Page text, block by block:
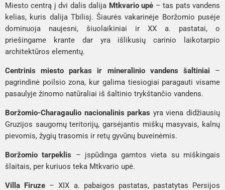
Miesto centrą į dvi dalis dalija Mtkvario upė – tas pats vandens
kelias, kuris dalija Tbilisį. Šiaurės vakarinėje Boržomio pusėje
dominuoja naujesni, šiuolaikiniai ir XX a. pastatai, o
priešingame krante dar yra išlikusių carinio laikotarpio
architektūros elementų.
Centrinis miesto parkas ir mineralinio vandens šaltiniai –
pagrindinė poilsio zona, kur galima tiesiogiai paragauti visame
pasaulyje žinomo natūraliai iš šaltinio trykštančio vandens.
Boržomio-Charagaulio nacionalinis parkas yra viena didžiausių
Gruzijos saugomų teritorijų, garsėjantis miškų masyvais, kalnų
pievomis, žygių trasomis ir retų gyvūnų buveinėmis.
Boržomio tarpeklis – įspūdinga gamtos vieta su miškingais
šlaitais, per kuriuos teka Mtkvario upė.
Villa Firuze – XIX a. pabaigos pastatas, pastatytas Persijos